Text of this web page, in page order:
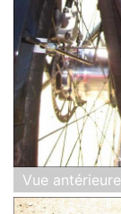
Vue antérieure